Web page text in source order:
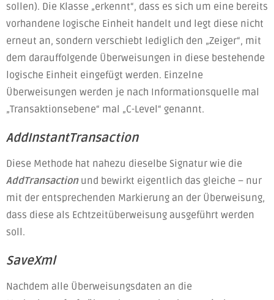
sollen). Die Klasse „erkennt“, dass es sich um eine bereits
vorhandene logische Einheit handelt und legt diese nicht
erneut an, sondern verschiebt lediglich den „Zeiger“, mit
dem darauffolgende Überweisungen in diese bestehende
logische Einheit eingefügt werden. Einzelne
Überweisungen werden je nach Informationsquelle mal
„Transaktionsebene“ mal „C-Level“ genannt.
AddInstantTransaction
Diese Methode hat nahezu dieselbe Signatur wie die
AddTransactionund bewirkt eigentlich das gleiche – nur
mit der entsprechenden Markierung an der Überweisung,
dass diese als Echtzeitüberweisung ausgeführt werden
soll.
SaveXml
Nachdem alle Überweisungsdaten an die